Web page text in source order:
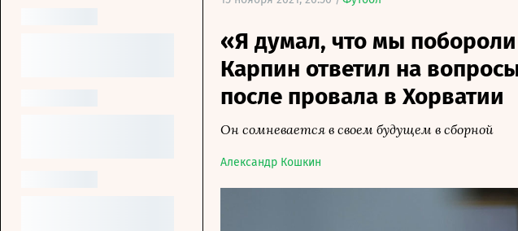
«Я думал, что мы
Карпин ответил на
после провала в Хорватии
Он сомневается в своем будущем в сборной
Александр Кошкин